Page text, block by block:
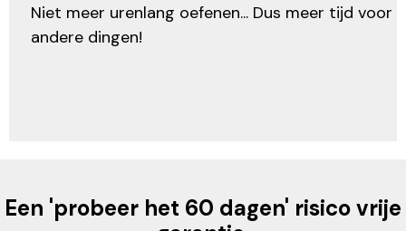
Niet meer urenlang oefenen... Dus meer tijd voor
andere dingen!
Een 'probeer het 60 dagen' risico vrije